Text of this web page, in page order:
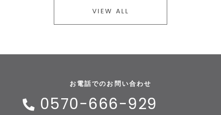
VIEW ALL
お電話でのお問い合わせ
0570-666-929